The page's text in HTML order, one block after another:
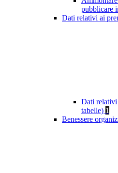
pubblicare
Dati relativi ai
Dati relativi
tabelle) 1
Benessere